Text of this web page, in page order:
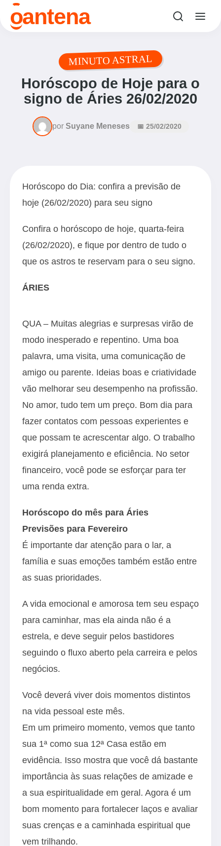
oantena
MINUTO ASTRAL
Horóscopo de Hoje para o
signo de Áries 26/02/2020
por Suyane Meneses 📅 25/02/2020
Horóscopo do Dia: confira a previsão de
hoje (26/02/2020) para seu signo
Confira o horóscopo de hoje, quarta-feira
(26/02/2020), e fique por dentro de tudo o
que os astros te reservam para o seu signo.
ÁRIES
QUA – Muitas alegrias e surpresas virão de
modo inesperado e repentino. Uma boa
palavra, uma visita, uma comunicação de
amigo ou parente. Ideias boas e criatividade
vão melhorar seu desempenho na profissão.
No amor, tudo tem um preço. Bom dia para
fazer contatos com pessoas experientes e
que possam te acrescentar algo. O trabalho
exigirá planejamento e eficiência. No setor
financeiro, você pode se esforçar para ter
uma renda extra.
Horóscopo do mês para Áries
Previsões para Fevereiro
É importante dar atenção para o lar, a
família e suas emoções também estão entre
as suas prioridades.
A vida emocional e amorosa tem seu espaço
para caminhar, mas ela ainda não é a
estrela, e deve seguir pelos bastidores
seguindo o fluxo aberto pela carreira e pelos
negócios.
Você deverá viver dois momentos distintos
na vida pessoal este mês.
Em um primeiro momento, vemos que tanto
sua 1ª como sua 12ª Casa estão em
evidência. Isso mostra que você dá bastante
importância às suas relações de amizade e
a sua espiritualidade em geral. Agora é um
bom momento para fortalecer laços e avaliar
suas crenças e a caminhada espiritual que
vem trilhando.